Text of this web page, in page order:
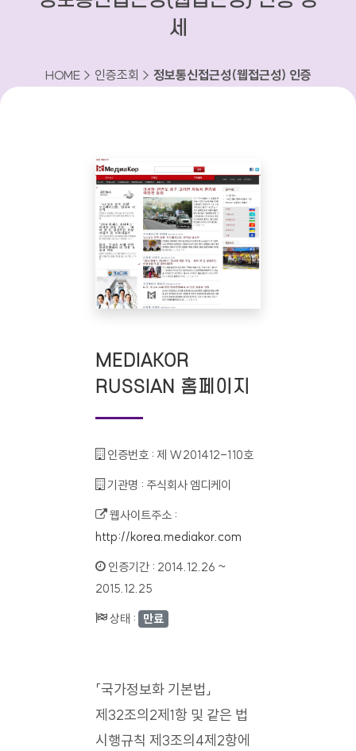
세
HOME > 인증조회 > 정보통신접근성(웹접근성) 인증
MEDIAKOR
RUSSIAN 홈페이지
인증번호 : 제 W201412-110호
기관명 : 주식회사 엠디케이
웹사이트주소 :
http://korea.mediakor.com
인증기간 : 2014.12.26 ~
2015.12.25
상태 : 만료
「국가정보화 기본법」
제32조의2제1항 및 같은 법
시행규칙 제3조의4제2항에